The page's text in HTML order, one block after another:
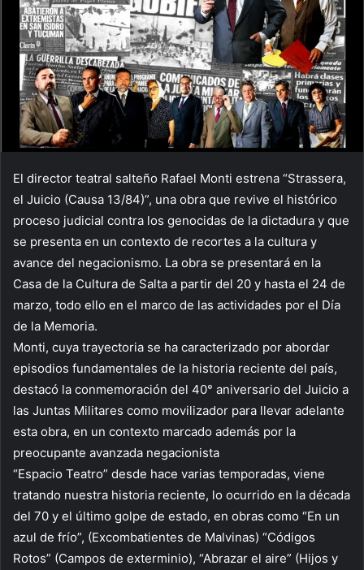
El director teatral salteño Rafael Monti estrena “Strassera,
el Juicio (Causa 13/84)”, una obra que revive el histórico
proceso judicial contra los genocidas de la dictadura y que
se presenta en un contexto de recortes a la cultura y
avance del negacionismo. La obra se presentará en la
Casa de la Cultura de Salta a partir del 20 y hasta el 24 de
marzo, todo ello en el marco de las actividades por el Día
de la Memoria.
Monti, cuya trayectoria se ha caracterizado por abordar
episodios fundamentales de la historia reciente del país,
destacó la conmemoración del 40° aniversario del Juicio a
las Juntas Militares como movilizador para llevar adelante
esta obra, en un contexto marcado además por la
preocupante avanzada negacionista
“Espacio Teatro” desde hace varias temporadas, viene
tratando nuestra historia reciente, lo ocurrido en la década
del 70 y el último golpe de estado, en obras como “En un
azul de frío”, (Excombatientes de Malvinas) “Códigos
Rotos” (Campos de exterminio), “Abrazar el aire” (Hijos y